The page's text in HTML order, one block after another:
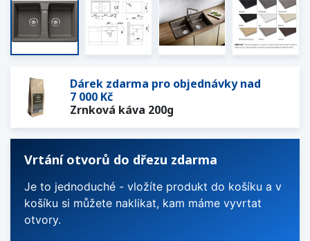
Dárek zdarma pro objednávky nad
7 000 Kč
Zrnková káva 200g
Vrtání otvorů do dřezu zdarma
Je to jednoduché - vložíte produkt do košíku a v
košíku si můžete naklikat, kam máme vyvrtat
otvory.